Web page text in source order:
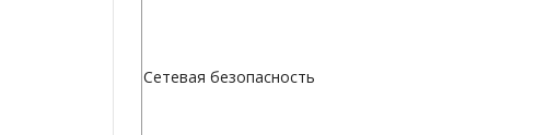
Сетевая безопасность